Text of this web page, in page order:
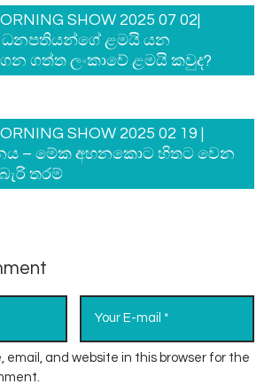
SHOW 2025 07 02|
ධනපතියන්ගේ ළමයි යන
ගත්ත ලංකාවේ ළමයි කවුද?
SHOW 2025 02 19 |
– මේක අහනකොට හිතට වෙන
තරම්
email, and website in this browser for the